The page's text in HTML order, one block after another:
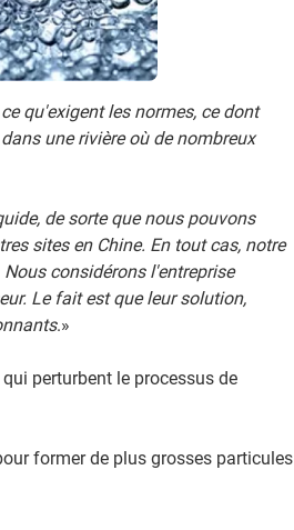
qu'exigent les normes, ce dont
une rivière où de nombreux
de sorte que nous pouvons
sites en Chine. En tout cas, notre
considérons l'entreprise
Le fait est que leur solution,
.»
perturbent le processus de
former de plus grosses particules